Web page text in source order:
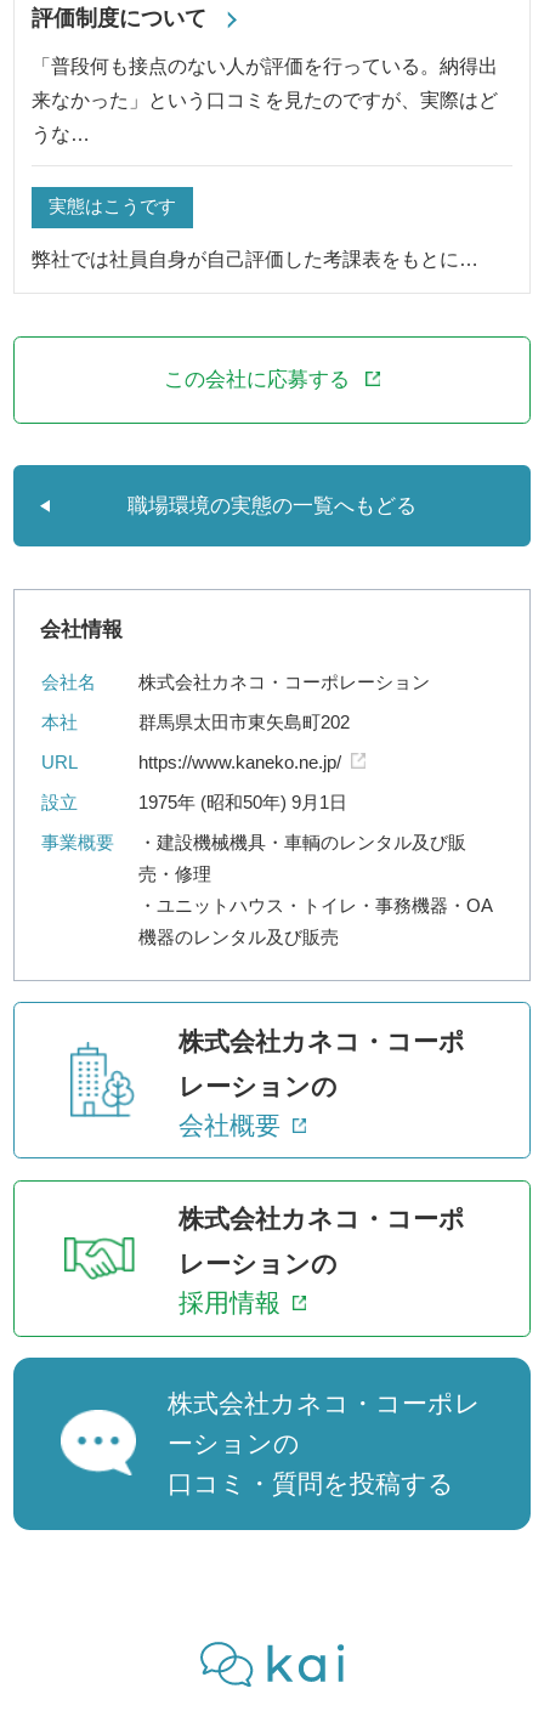
評価制度について
「普段何も接点のない人が評価を行っている。納得出
来なかった」という口コミを見たのですが、実際はど
うな…
実態はこうです
弊社では社員自身が自己評価した考課表をもとに…
この会社に応募する
職場環境の実態の一覧へもどる
会社情報
会社名
株式会社カネコ・コーポレーション
本社
群馬県太田市東矢島町202
URL
https://www.kaneko.ne.jp/
設立
1975年 (昭和50年) 9月1日
事業概要
・建設機械機具・車輌のレンタル及び販
売・修理
・ユニットハウス・トイレ・事務機器・OA
機器のレンタル及び販売
株式会社カネコ・コーポ
レーションの
会社概要
株式会社カネコ・コーポ
レーションの
採用情報
株式会社カネコ・コーポレ
ーションの
口コミ・質問を投稿する